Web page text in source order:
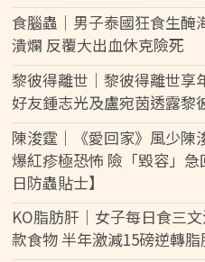
食腦蟲｜男子泰國狂食生醃
潰爛 反覆大出血休克險死
黎彼得離世｜黎彼得離世享
好友鍾志光及盧宛茵透露黎
陳浚霆｜《愛回家》風少陳
爆紅疹極恐怖 險「毀容」
日防蟲貼士】
KO脂肪肝｜女子每日食三
款食物 半年激減15磅逆轉脂